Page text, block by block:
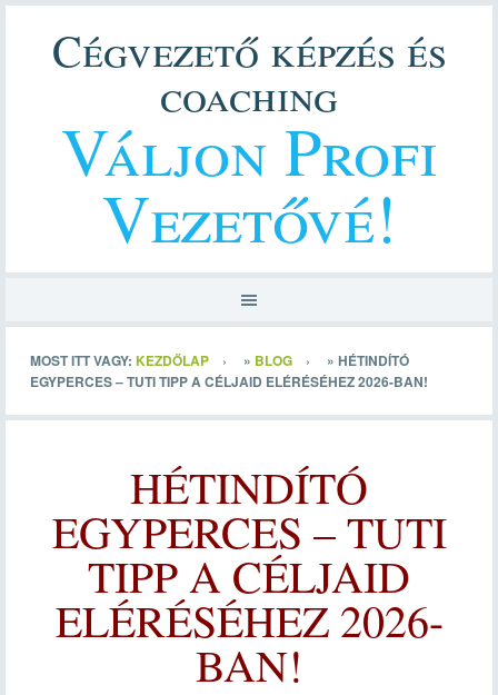
Cégvezető képzés és
coaching
Váljon Profi
Vezetővé!
MOST ITT VAGY: KEZDŐLAP » BLOG » HÉTINDÍTÓ
EGYPERCES – TUTI TIPP A CÉLJAID ELÉRÉSÉHEZ 2026-BAN!
HÉTINDÍTÓ
EGYPERCES – TUTI
TIPP A CÉLJAID
ELÉRÉSÉHEZ 2026-
BAN!